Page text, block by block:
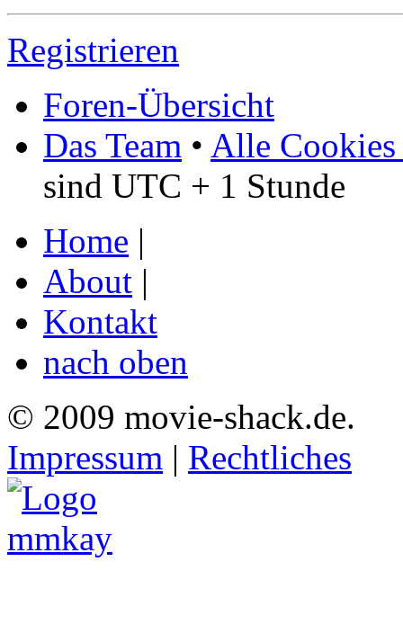
Registrieren
Foren-Übersicht
Das Team • Alle Cookies
sind UTC + 1 Stunde
Home |
About |
Kontakt
nach oben
© 2009 movie-shack.de.
Impressum | Rechtliches